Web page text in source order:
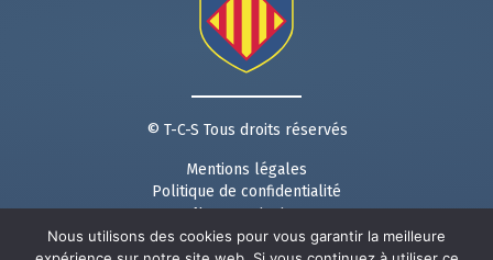
© T-C-S Tous droits réservés
Mentions légales
Politique de confidentialité
Nous contacter
Suivez nous sur les réseaux :
Nous utilisons des cookies pour vous garantir la meilleure